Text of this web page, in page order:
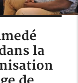
la